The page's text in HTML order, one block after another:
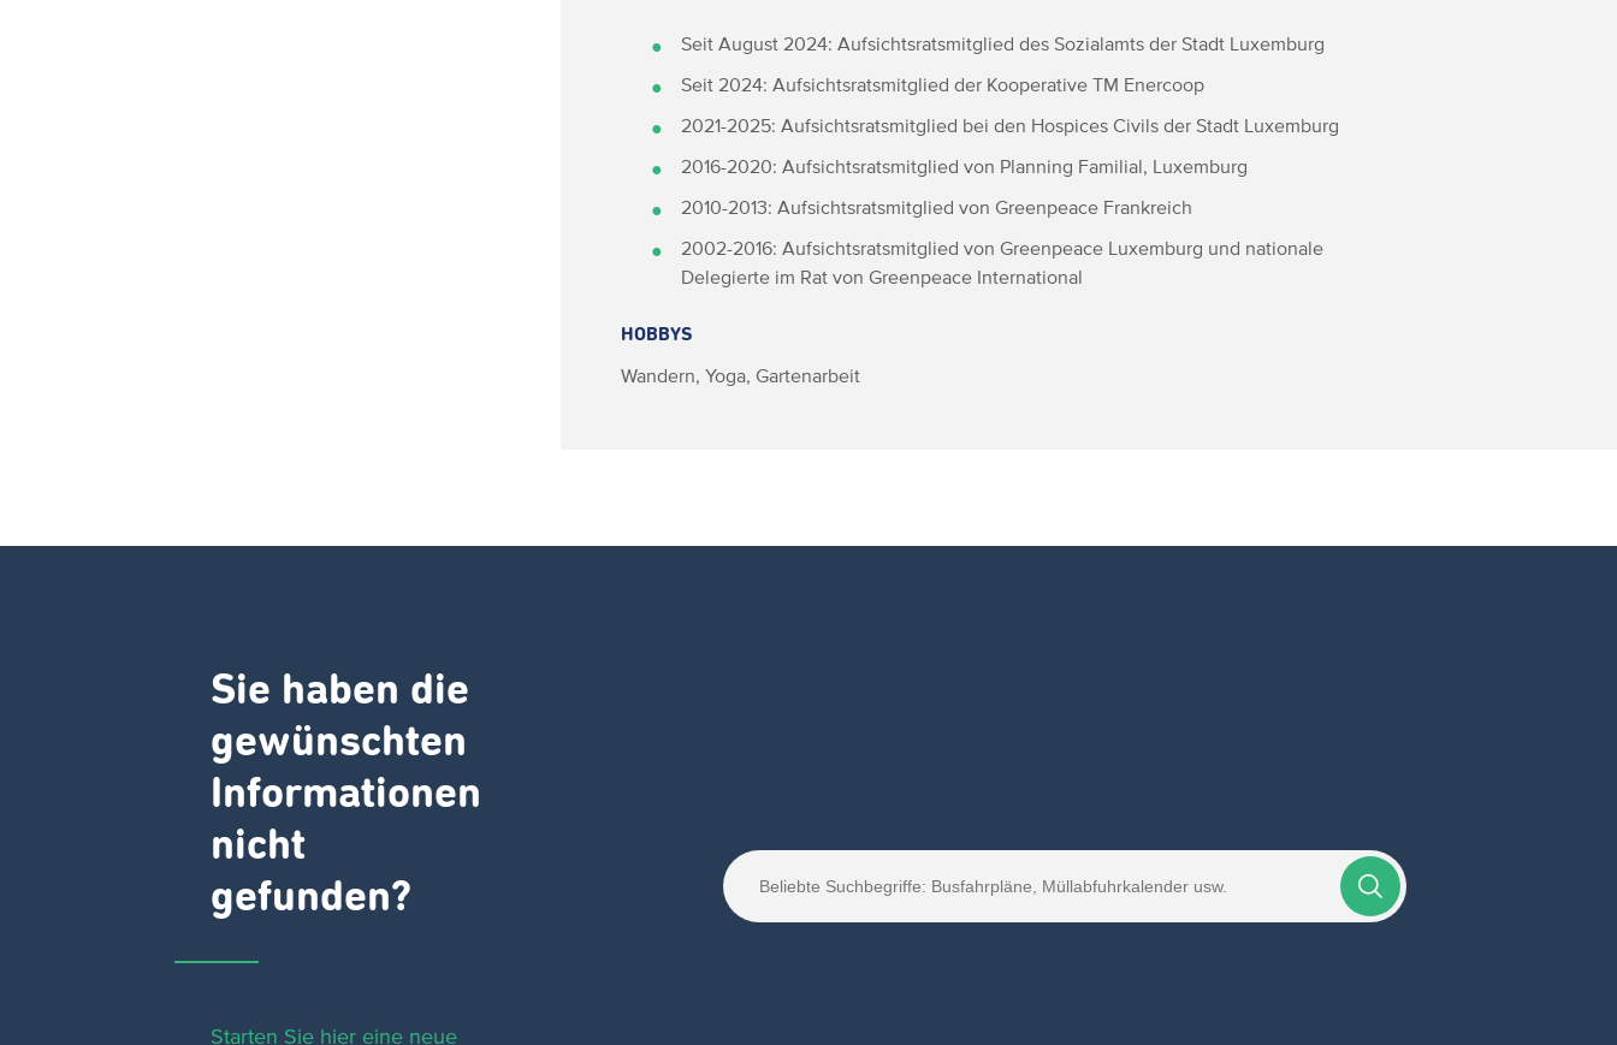
Seit August 2024: Aufsichtsratsmitglied des Sozialamts der Stadt Luxemburg
Seit 2024: Aufsichtsratsmitglied der Kooperative TM Enercoop
2021-2025: Aufsichtsratsmitglied bei den Hospices Civils der Stadt Luxemburg
2016-2020: Aufsichtsratsmitglied von Planning Familial, Luxemburg
2010-2013: Aufsichtsratsmitglied von Greenpeace Frankreich
2002-2016: Aufsichtsratsmitglied von Greenpeace Luxemburg und nationale
Delegierte im Rat von Greenpeace International
HOBBYS
Wandern, Yoga, Gartenarbeit
Sie haben die
gewünschten
Informationen
nicht
gefunden?
Starten Sie hier eine neue